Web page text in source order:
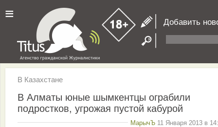
≡ Добавить
В Казахстане
В Алматы юные шымкентцы ограбили
подростков, угрожая пустой кабурой
МарычЪ 11 Января 2013 в